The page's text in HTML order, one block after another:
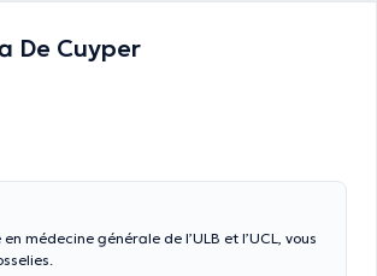
De Cuyper
médecine générale de l’ULB et l’UCL, vous